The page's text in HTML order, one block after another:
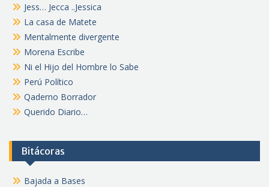
Jess… Jecca ..Jessica
La casa de Matete
Mentalmente divergente
Morena Escribe
Ni el Hijo del Hombre lo Sabe
Perú Político
Qaderno Borrador
Querido Diario…
Bitácoras
Bajada a Bases